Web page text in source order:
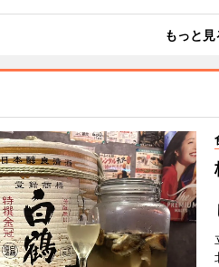
もっと見